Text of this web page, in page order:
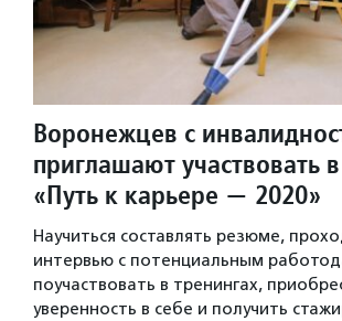
Воронежцев с
приглашают участвовать
«Путь к карьере — 2020»
Научиться составлять резюме,
интервью с потенциальным
поучаствовать в тренингах,
уверенность в себе и получить